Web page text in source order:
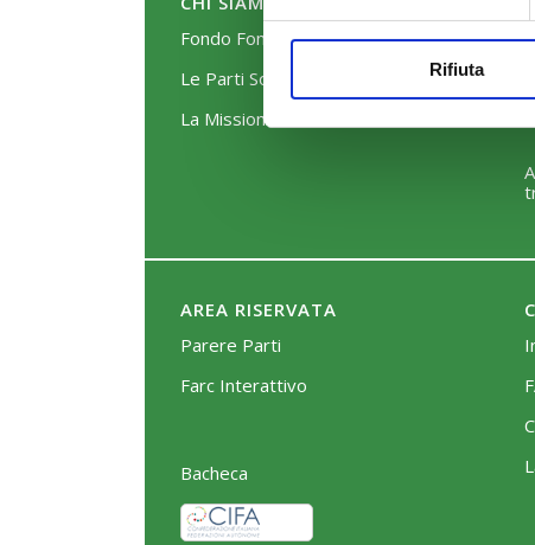
Rifiuta
Fondo FonARCom
Le Parti Sociali
La Mission
AREA RISERVATA
Parere Parti
Farc Interattivo
Bacheca